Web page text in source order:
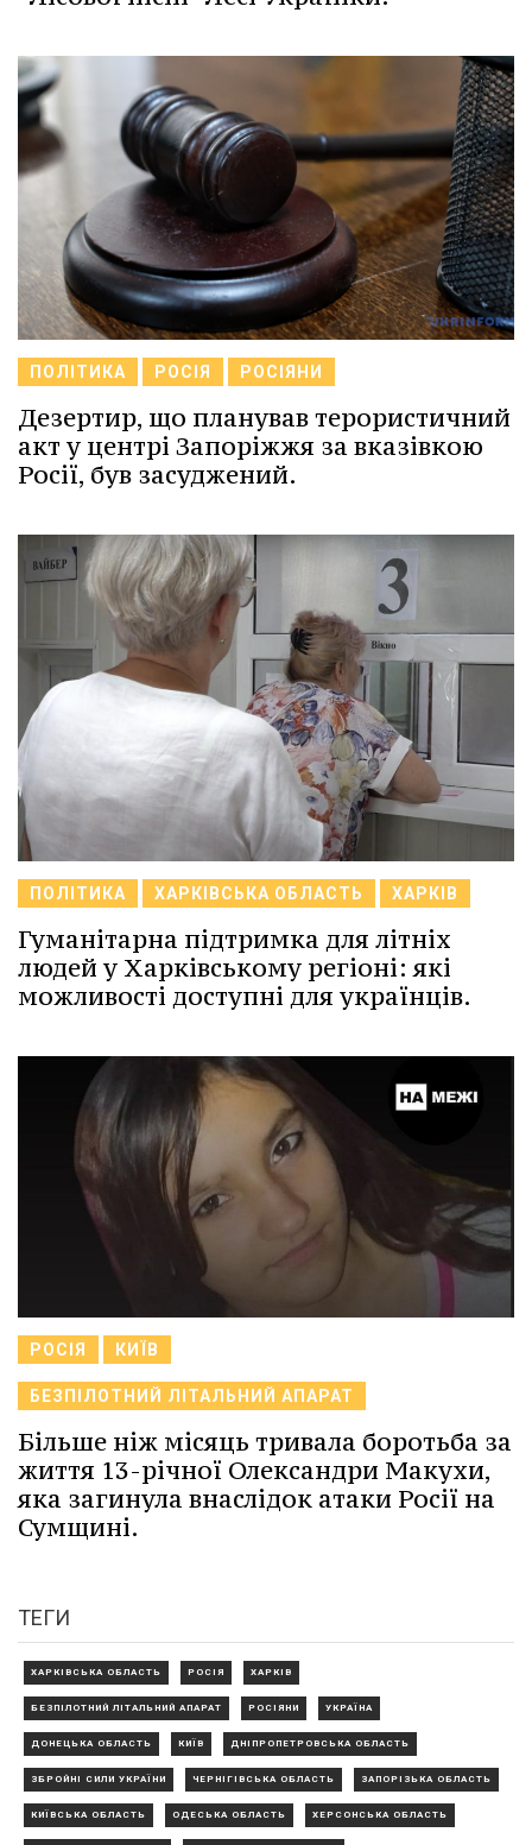
ПОЛІТИКА РОСІЯ РОСІЯНИ
Дезертир, що планував терористичний
акт у центрі Запоріжжя за вказівкою
Росії, був засуджений.
ПОЛІТИКА ХАРКІВСЬКА ОБЛАСТЬ ХАРКІВ
Гуманітарна підтримка для літніх
людей у Харківському регіоні: які
можливості доступні для українців.
РОСІЯ КИЇВ
БЕЗПІЛОТНИЙ ЛІТАЛЬНИЙ АПАРАТ
Більше ніж місяць тривала боротьба за
життя 13-річної Олександри Макухи,
яка загинула внаслідок атаки Росії на
Сумщині.
ТЕГИ
ХАРКІВСЬКА ОБЛАСТЬ РОСІЯ ХАРКІВ
БЕЗПІЛОТНИЙ ЛІТАЛЬНИЙ АПАРАТ РОСІЯНИ УКРАЇНА
ДОНЕЦЬКА ОБЛАСТЬ КИЇВ ДНІПРОПЕТРОВСЬКА ОБЛАСТЬ
ЗБРОЙНІ СИЛИ УКРАЇНИ ЧЕРНІГІВСЬКА ОБЛАСТЬ ЗАПОРІЗЬКА ОБЛАСТЬ
КИЇВСЬКА ОБЛАСТЬ ОДЕСЬКА ОБЛАСТЬ ХЕРСОНСЬКА ОБЛАСТЬ